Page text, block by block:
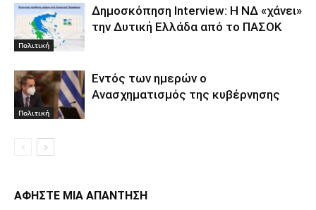
Πολιτική
Δημοσκόπηση Interview: Η ΝΔ «χάνει»
την Δυτική Ελλάδα από το ΠΑΣΟΚ
Πολιτική
Εντός των ημερών ο
Ανασχηματισμός της κυβέρνησης
ΑΦΗΣΤΕ ΜΙΑ ΑΠΑΝΤΗΣΗ